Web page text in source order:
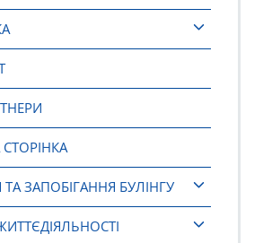
ТА ЗАПОБІГАННЯ БУЛІНГУ